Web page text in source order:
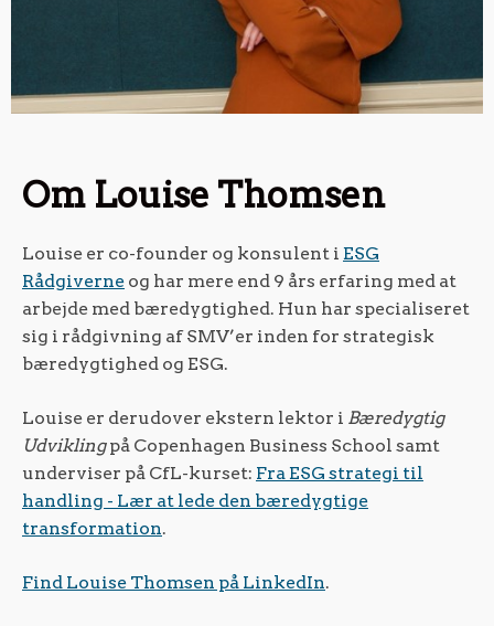
Om Louise Thomsen
Louise er co-founder og konsulent i ESG
Rådgiverne og har mere end 9 års erfaring med at
arbejde med bæredygtighed. Hun har specialiseret
sig i rådgivning af SMV’er inden for strategisk
bæredygtighed og ESG.
Louise er derudover ekstern lektor i Bæredygtig
Udviklingpå Copenhagen Business School samt
underviser på CfL-kurset: Fra ESG strategi til
handling - Lær at lede den bæredygtige
transformation.
Find Louise Thomsen på LinkedIn.